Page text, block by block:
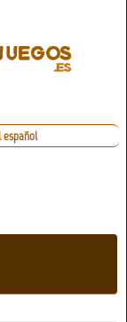
español